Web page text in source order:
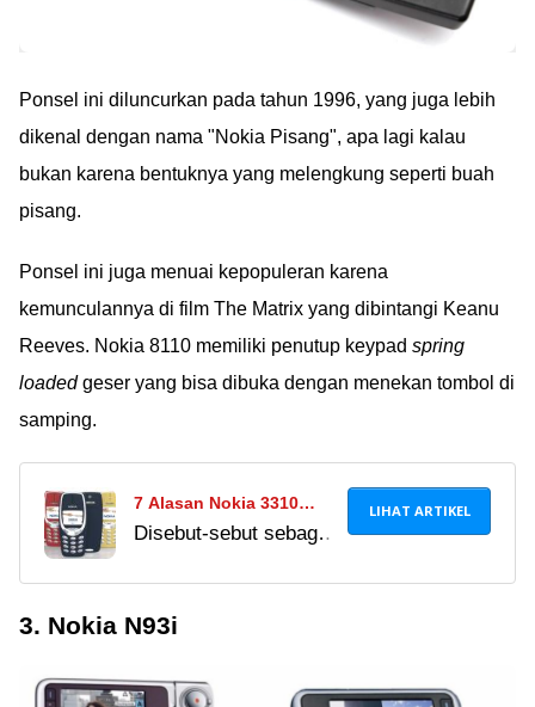
Ponsel ini diluncurkan pada tahun 1996, yang juga lebih
dikenal dengan nama "Nokia Pisang", apa lagi kalau
bukan karena bentuknya yang melengkung seperti buah
pisang.
Ponsel ini juga menuai kepopuleran karena
kemunculannya di film The Matrix yang dibintangi Keanu
Reeves. Nokia 8110 memiliki penutup keypad spring
loadedgeser yang bisa dibuka dengan menekan tombol di
samping.
7 Alasan Nokia 3310
Terbaru Akan Kalahkan
Disebut-sebut sebagai
masa, Nokia akan
terbaru! Seberapa
LIHAT ARTIKEL
3. Nokia N93i